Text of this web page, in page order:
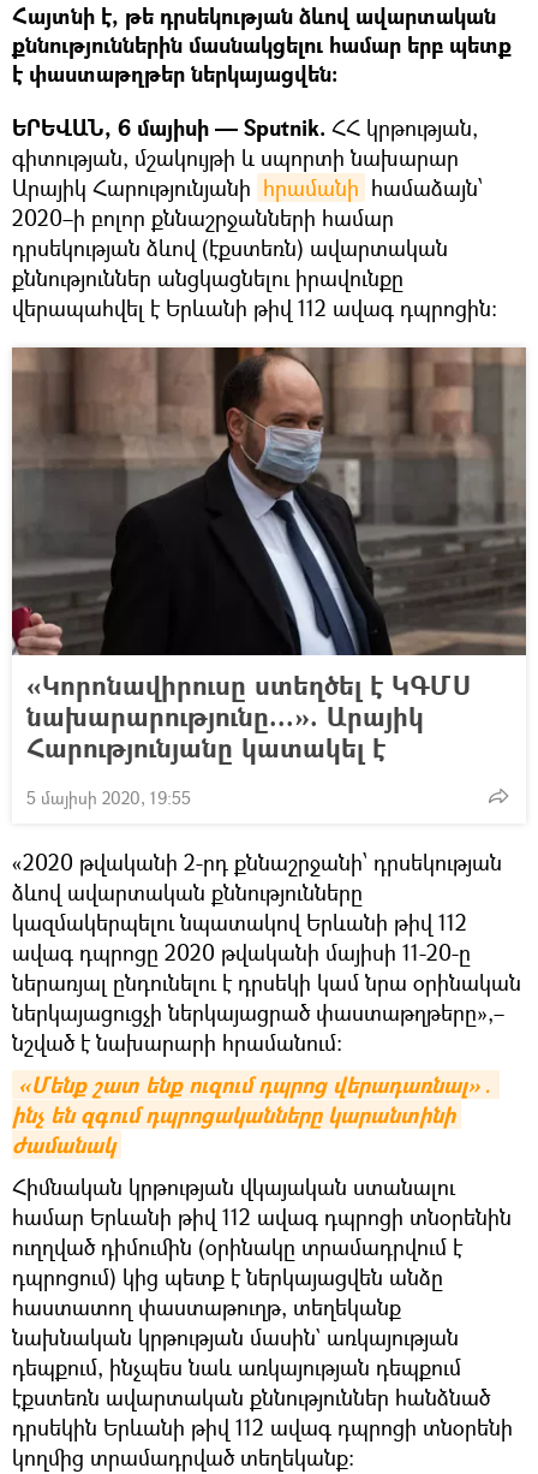
Հայտնի է, թե դրսեկության ձևով ավարտական
քննություններին մասնակցելու համար երբ պետք
է փաստաթղթեր ներկայացվեն։
ԵՐԵՎԱՆ, 6 մայիսի — Sputnik. ՀՀ կրթության,
գիտության, մշակույթի և սպորտի նախարար
Արայիկ Հարությունյանի հրամանի համաձայն՝
2020–ի բոլոր քննաշրջանների համար
դրսեկության ձևով (էքստեռն) ավարտական
քննություններ անցկացնելու իրավունքը
վերապահվել է Երևանի թիվ 112 ավագ դպրոցին։
«Կորոնավիրուսը ստեղծել է ԿԳՄՍ
նախարարությունը...». Արայիկ
Հարությունյանը կատակել է
5 մայիսի 2020, 19:55
«2020 թվականի 2-րդ քննաշրջանի՝ դրսեկության
ձևով ավարտական քննությունները
կազմակերպելու նպատակով Երևանի թիվ 112
ավագ դպրոցը 2020 թվականի մայիսի 11-20-ը
ներառյալ ընդունելու է դրսեկի կամ նրա օրինական
ներկայացուցչի ներկայացրած փաստաթղթերը»,–
նշված է նախարարի հրամանում։
«Մենք շատ ենք ուզում դպրոց վերադառնալ»․
ինչ են զգում դպրոցականները կարանտինի
ժամանակ
Հիմնական կրթության վկայական ստանալու
համար Երևանի թիվ 112 ավագ դպրոցի տնօրենին
ուղղված դիմումին (օրինակը տրամադրվում է
դպրոցում) կից պետք է ներկայացվեն անձը
հաստատող փաստաթուղթ, տեղեկանք
նախնական կրթության մասին` առկայության
դեպքում, ինչպես նաև առկայության դեպքում
էքստեռն ավարտական քննություններ հանձնած
դրսեկին Երևանի թիվ 112 ավագ դպրոցի տնօրենի
կողմից տրամադրված տեղեկանք։